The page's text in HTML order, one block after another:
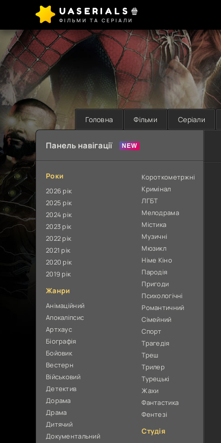
UASERIALS🍿
ФІЛЬМИ ТА СЕРІАЛИ
Головна Фільми Серіали
Панель навігації
Роки
2026 рік
2025 рік
2024 рік
2023 рік
2022 рік
2021 рік
2020 рік
2019 рік
Жанри
Анімаційний
Апокаліпсис
Артхаус
Біографія
Бойовик
Вестерн
Військовий
Детектив
Дорама
Драма
Дитячий
Документальний
Короткометржні
Кримінал
ЛГБТ
Мелодрама
Містика
Музичні
Мюзикл
Німе Кіно
Пародія
Пригоди
Психологічні
Романтичний
Сімейний
Спорт
Трагедія
Треш
Трилер
Турецькі
Жахи
Фантастика
Фентезі
Студія